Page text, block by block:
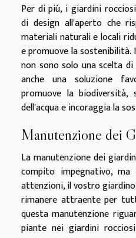
Per di più, i giardini
di design all'aperto che
materiali naturali e locali
e promuove la
non sono solo una scelta
anche una soluzione
promuove la biodiversità,
dell'acqua e incoraggia la
Manutenzione dei
La manutenzione dei
compito impegnativo,
attenzioni, il vostro
rimanere attraente per
questa manutenzione
piante nei giardini